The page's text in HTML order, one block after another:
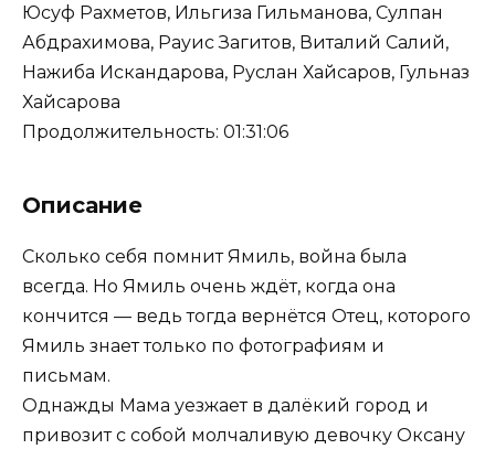
Юсуф Рахметов, Ильгиза Гильманова, Сулпан
Абдрахимова, Рауис Загитов, Виталий Салий,
Нажиба Искандарова, Руслан Хайсаров, Гульназ
Хайсарова
Продолжительность: 01:31:06
Описание
Сколько себя помнит Ямиль, война была
всегда. Но Ямиль очень ждёт, когда она
кончится — ведь тогда вернётся Отец, которого
Ямиль знает только по фотографиям и
письмам.
Однажды Мама уезжает в далёкий город и
привозит с собой молчаливую девочку Оксану